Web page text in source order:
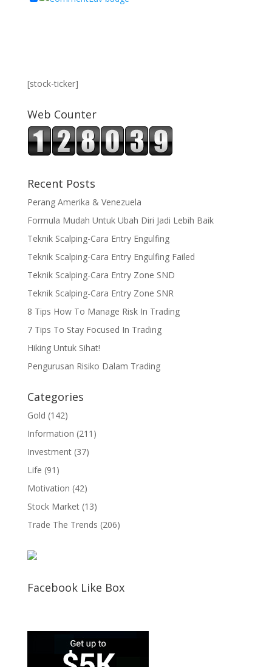
[stock-ticker]
Web Counter
Recent Posts
Perang Amerika & Venezuela
Formula Mudah Untuk Ubah Diri Jadi Lebih Baik
Teknik Scalping-Cara Entry Engulfing
Teknik Scalping-Cara Entry Engulfing Failed
Teknik Scalping-Cara Entry Zone SND
Teknik Scalping-Cara Entry Zone SNR
8 Tips How To Manage Risk In Trading
7 Tips To Stay Focused In Trading
Hiking Untuk Sihat!
Pengurusan Risiko Dalam Trading
Categories
Gold (142)
Information (211)
Investment(37)
Life (91)
Motivation (42)
Stock Market(13)
Trade The Trends (206)
Facebook Like Box